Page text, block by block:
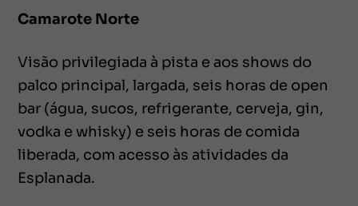
Camarote Norte
Visão privilegiada à pista e aos shows do
palco principal, largada, seis horas de open
bar (água, sucos, refrigerante, cerveja, gin,
vodka e whisky) e seis horas de comida
liberada, com acesso às atividades da
Esplanada.